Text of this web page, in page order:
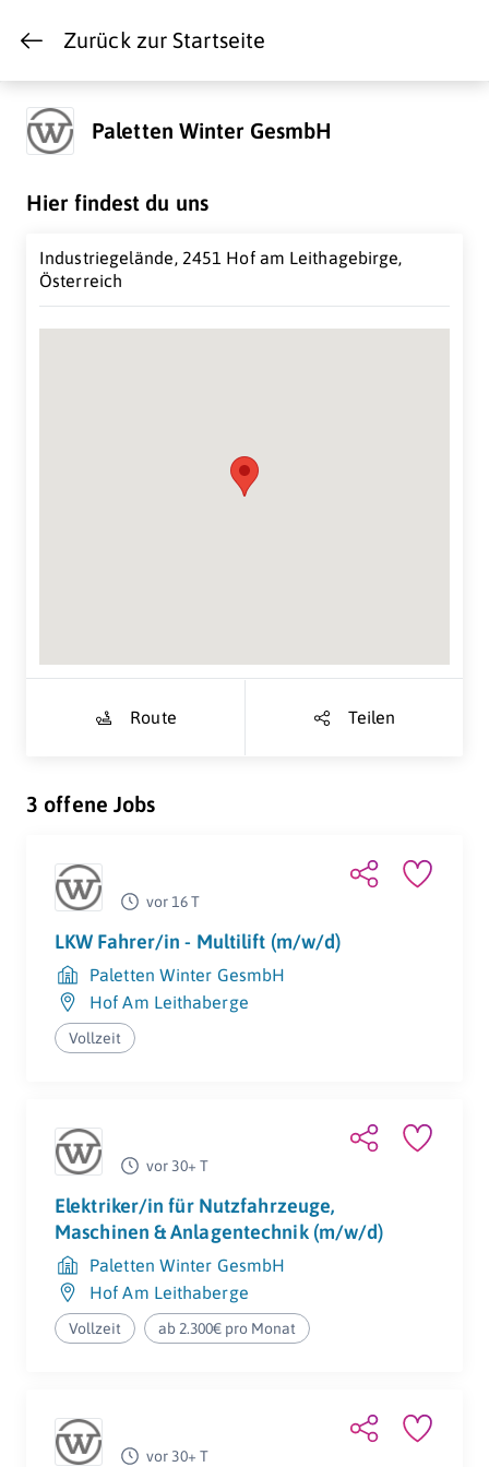
Zurück zur Startseite
Paletten Winter GesmbH
Hier findest du uns
Industriegelände, 2451 Hof am Leithagebirge,
Österreich
Route Teilen
3 offene Jobs
vor 16 T
LKW Fahrer/in - Multilift (m/w/d)
Paletten Winter GesmbH
Hof Am Leithaberge
Vollzeit
vor 30+ T
Elektriker/in für Nutzfahrzeuge,
Maschinen & Anlagentechnik (m/w/d)
Paletten Winter GesmbH
Hof Am Leithaberge
Vollzeit ab 2.300€ pro Monat
vor 30+ T